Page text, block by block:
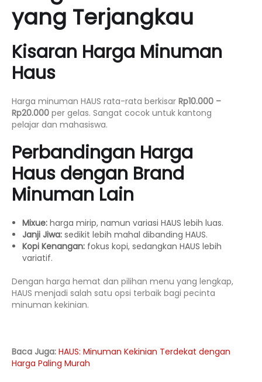
yang Terjangkau
Kisaran Harga Minuman
Haus
Harga minuman HAUS rata-rata berkisar Rp10.000 –
Rp20.000 per gelas. Sangat cocok untuk kantong
pelajar dan mahasiswa.
Perbandingan Harga
Haus dengan Brand
Minuman Lain
Mixue: harga mirip, namun variasi HAUS lebih luas.
Janji Jiwa: sedikit lebih mahal dibanding HAUS.
Kopi Kenangan: fokus kopi, sedangkan HAUS lebih
variatif.
Dengan harga hemat dan pilihan menu yang lengkap,
HAUS menjadi salah satu opsi terbaik bagi pecinta
minuman kekinian.
Baca Juga: HAUS: Minuman Kekinian Terdekat dengan
Harga Paling Murah